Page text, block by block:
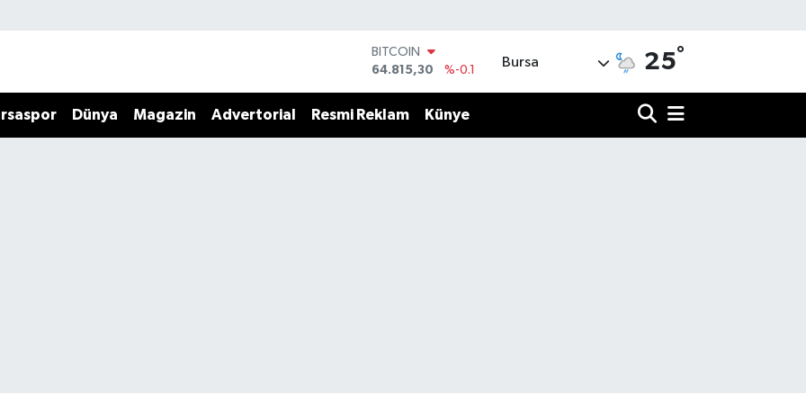
BITCOIN
64.815,30
%-0.1
47,7436
%0.18
Bursa 25°
Dünya Magazin Advertorial Resmi Reklam Künye